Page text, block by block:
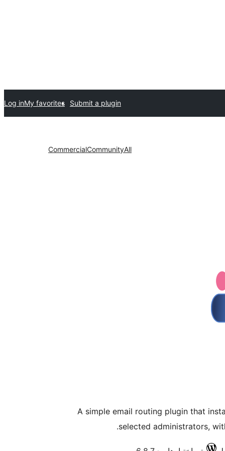
Submit a plugin
My favorites
Log in
All
Community
Commercial
A simple email routing plugin that
selected administrators,